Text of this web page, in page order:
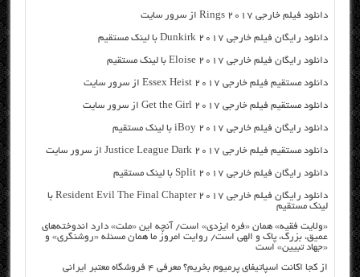
دانلود فیلم خارجی Rings 2017 از سرور سایت
دانلود رایگان فیلم خارجی Dunkirk 2017 با لینک مستقیم
دانلود رایگان فیلم خارجی Eloise 2017 با لینک مستقیم
دانلود مستقیم فیلم خارجی Essex Heist 2017 از سرور سایت
دانلود مستقیم فیلم خارجی Get the Girl 2017 از سرور سایت
دانلود رایگان فیلم خارجی iBoy 2017 با لینک مستقیم
دانلود مستقیم فیلم خارجی Justice League Dark 2017 از سرور سایت
دانلود رایگان فیلم خارجی Split 2017 با لینک مستقیم
دانلود رایگان فیلم خارجی Resident Evil The Final Chapter 2017 با
لینک مستقیم
«ولایت فقیه» همان «فره ایزدی» است/ آنچه این «ملت» دارد اندوخته‌های
عمیق، بزرگ، پاک و الهی است/ روایت امروز ما همان مسئله «روشنگری» و
«جهاد تبیین» است
از کجا اکانت اسپاتیفای پرمیوم بخریم؟ معرفی ۴ فروشگاه معتبر ایرانی